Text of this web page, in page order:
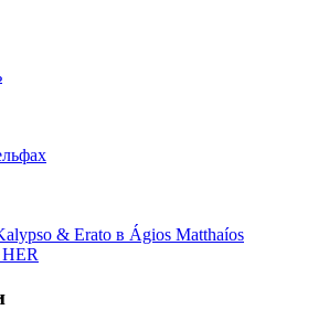
& Erato в Ágios Matthaíos